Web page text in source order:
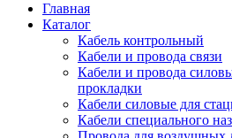
Главная
Каталог
Кабель контрольный
Кабели и провода связи
Кабели и провода
прокладки
Кабели силовые для
Кабели специального